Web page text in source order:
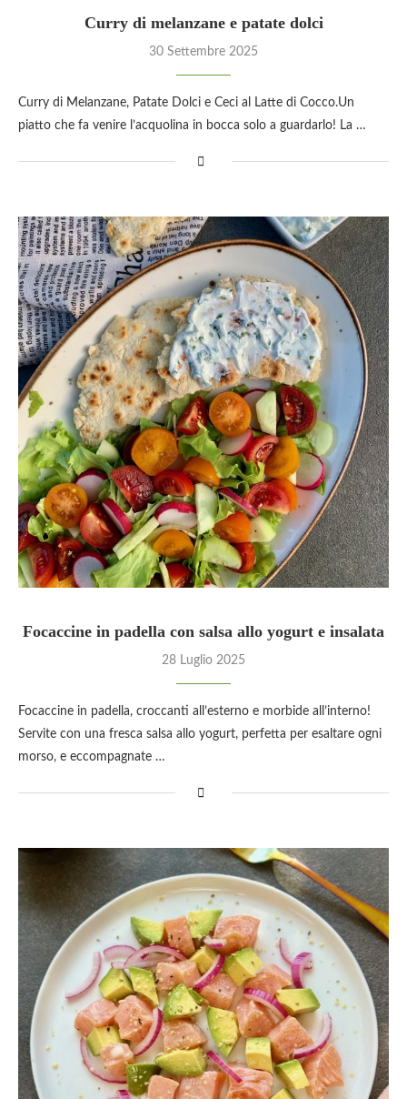
Curry di melanzane e patate dolci
30 Settembre 2025
Curry di Melanzane, Patate Dolci e Ceci al Latte di Cocco.Un
piatto che fa venire l’acquolina in bocca solo a guardarlo! La …
Focaccine in padella con salsa allo yogurt e insalata
28 Luglio 2025
Focaccine in padella, croccanti all’esterno e morbide all’interno!
Servite con una fresca salsa allo yogurt, perfetta per esaltare ogni
morso, e eccompagnate …